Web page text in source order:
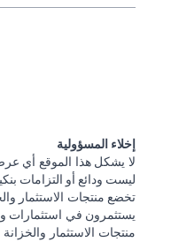
إخلاء المسؤولية
لا يشكل هذا الموقع أي
ليست ودائع أو التزامات
تخضع منتجات الاستثمار
يستثمرون في استثمارات و
منتجات الاستثمار